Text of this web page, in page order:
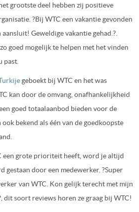
grootste deel hebben zij positieve
?Bij WTC een vakantie gevonden
Geweldige vakantie gehad.?.
goed mogelijk te helpen met het vinden
past.
geboekt bij WTC en het was
kan door de omvang, onafhankelijkheid
goed totaalaanbod bieden voor de
bekend als één van de goedkoopste
een grote prioriteit heeft, word je altijd
gestaan door een medewerker. ?Super
van WTC. Kon gelijk terecht met mijn
dit soort reviews horen ze graag bij WTC!